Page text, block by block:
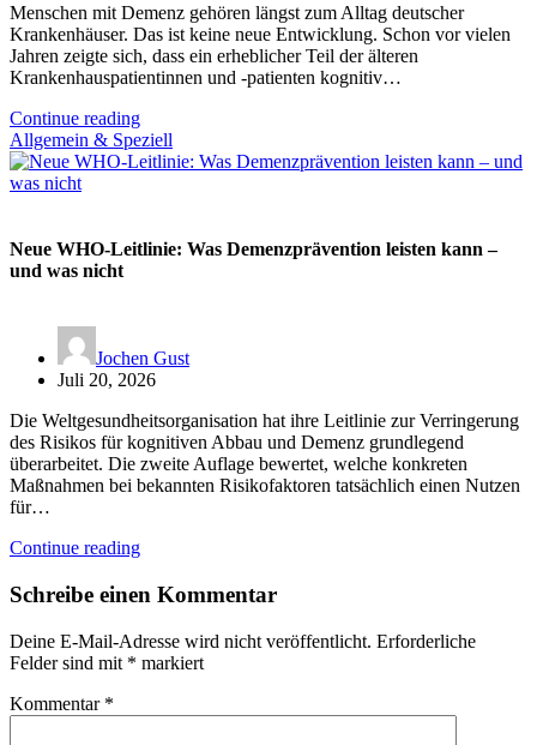
Menschen mit Demenz gehören längst zum Alltag deutscher
Krankenhäuser. Das ist keine neue Entwicklung. Schon vor vielen
Jahren zeigte sich, dass ein erheblicher Teil der älteren
Krankenhauspatientinnen und -patienten kognitiv…
Continue reading
Allgemein & Speziell
Neue WHO-Leitlinie: Was Demenzprävention leisten kann –
und was nicht
Jochen Gust
Juli 20, 2026
Die Weltgesundheitsorganisation hat ihre Leitlinie zur Verringerung
des Risikos für kognitiven Abbau und Demenz grundlegend
überarbeitet. Die zweite Auflage bewertet, welche konkreten
Maßnahmen bei bekannten Risikofaktoren tatsächlich einen Nutzen
für…
Continue reading
Schreibe einen Kommentar
Deine E-Mail-Adresse wird nicht veröffentlicht. Erforderliche
Felder sind mit * markiert
Kommentar *